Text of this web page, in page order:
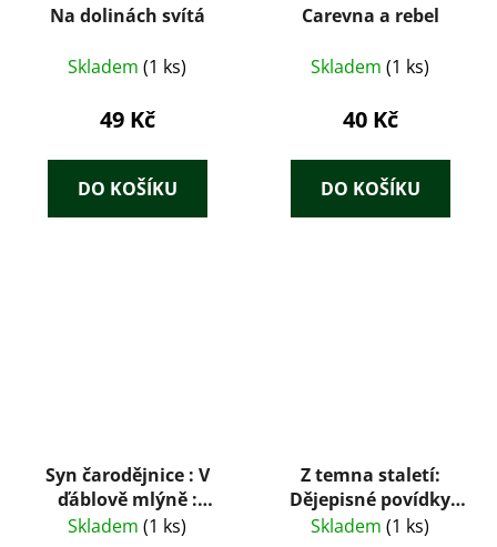
Na dolinách svítá
Skladem (1 ks)
49 Kč
DO KOŠÍKU
Carevna a rebel
Skladem (1 ks)
40 Kč
DO KOŠÍKU
Syn čarodějnice : V
ďáblově mlýně :
román o Janu
Skladem (1 ks)
Z temna staletí:
Dějepisné povídky
pro mládež – Josef
Skladem (1 ks)